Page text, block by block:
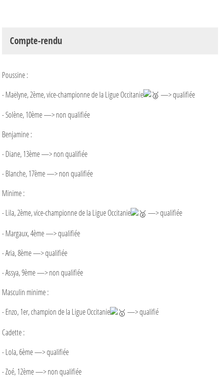
Compte-rendu
Poussine :
- Maëlyne, 2ème, vice-championne de la Ligue Occitanie
—> qualifiée
- Solène, 10ème —> non qualifiée
Benjamine :
- Diane, 13ème —> non qualifiée
- Blanche, 17ème —> non qualifiée
Minime :
- Lila, 2ème, vice-championne de la Ligue Occitanie
—> qualifiée
- Margaux, 4ème —> qualifiée
- Aria, 8ème —> qualifiée
- Assya, 9ème —> non qualifiée
Masculin minime :
- Enzo, 1er, champion de la Ligue Occitanie
—> qualifié
Cadette :
- Lola, 6ème —> qualifiée
- Zoé, 12ème —> non qualifiée